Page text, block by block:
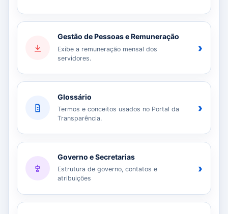
Gestão de Pessoas e Remuneração
Exibe a remuneração mensal dos
servidores.
›
Glossário
Termos e conceitos usados no Portal da
Transparência.
›
Governo e Secretarias
Estrutura de governo, contatos e
atribuições
›